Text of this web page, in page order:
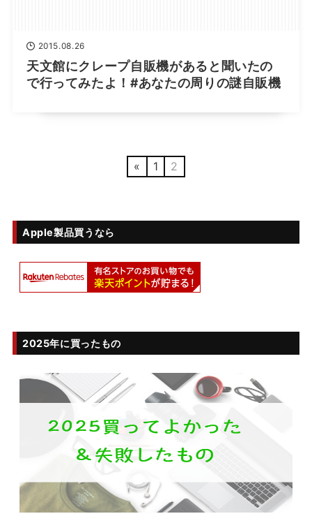
2015.08.26
天文館にクレープ自販機があると聞いたの
で行ってみたよ！#あなたの周りの謎自販機
« 1 2
Apple製品買うなら
2025年に買ったもの